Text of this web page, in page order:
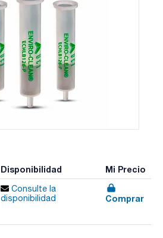
Disponibilidad Mi Precio
Consulte la
disponibilidad
Comprar